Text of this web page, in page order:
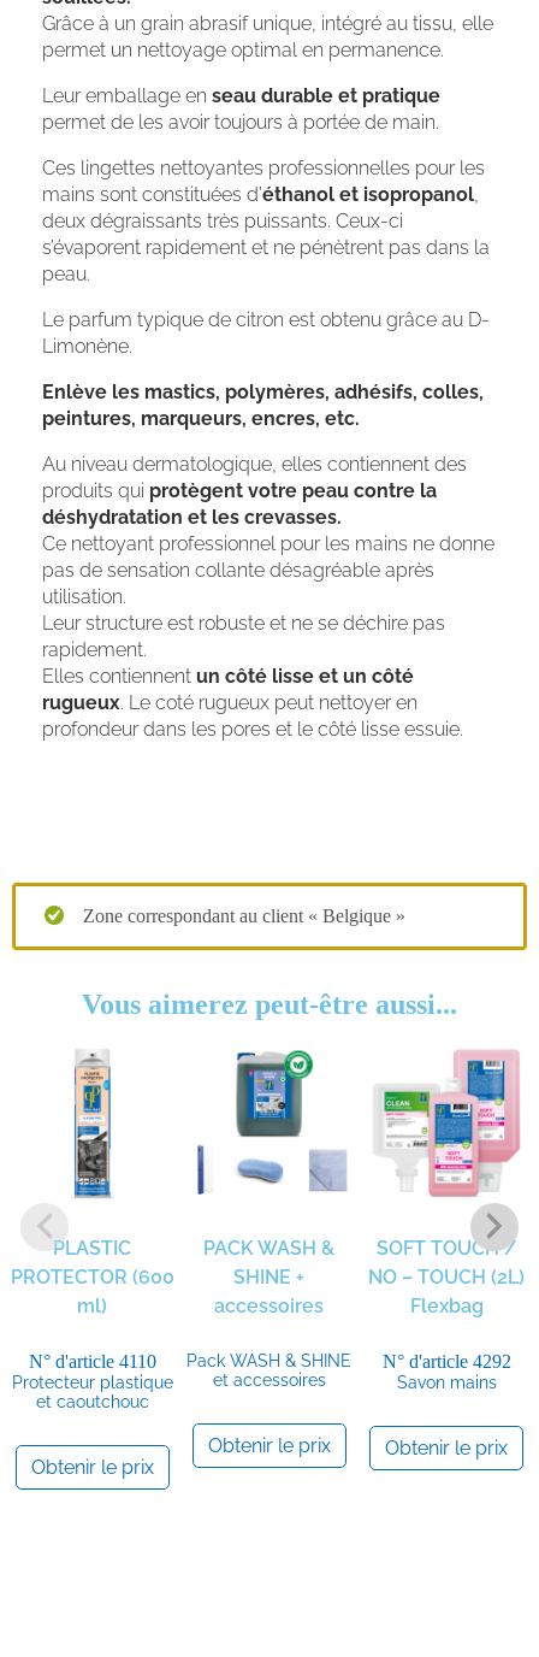
Grâce à un grain abrasif unique, intégré au tissu, elle
permet un nettoyage optimal en permanence.
Leur emballage en seau durable et pratique
permet de les avoir toujours à portée de main.
Ces lingettes nettoyantes professionnelles pour les
mains sont constituées d’éthanol et isopropanol
deux dégraissants très puissants. Ceux-ci
s’évaporent rapidement et ne pénètrent pas dans la
peau.
Le parfum typique de citron est obtenu grâce au D-
Limonène.
Enlève les mastics, polymères, adhésifs, colles,
peintures, marqueurs, encres, etc.
Au niveau dermatologique, elles contiennent des
produits qui protègent votre peau contre la
déshydratation et les crevasses.
Ce nettoyant professionnel pour les mains ne donne
pas de sensation collante désagréable après
utilisation.
Leur structure est robuste et ne se déchire pas
rapidement.
Elles contiennent un côté lisse et un côté
rugueux. Le coté rugueux peut nettoyer en
profondeur dans les pores et le côté lisse essuie.
Zone correspondant au client « Belgique »
Vous aimerez peut-être aussi...
PLASTIC
PROTECTOR (600
ml)
N° d'article 4110
Protecteur plastique
et caoutchouc
Obtenir le prix
PACK WASH &
SHINE +
accessoires
Pack WASH & SHINE
et accessoires
Obtenir le prix
SOFT TOUCH /
NO – TOUCH (2L)
Flexbag
N° d'article 4292
Savon mains
Obtenir le prix